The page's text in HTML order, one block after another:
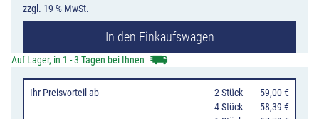
zzgl. 19 % MwSt.
Beton-
Schake
Menge
In den Einkaufswagen
Auf Lager, in 1 - 3 Tagen bei Ihnen
Ihr Preisvorteil ab 2 Stück
59,00 €
4 Stück
58,39 €